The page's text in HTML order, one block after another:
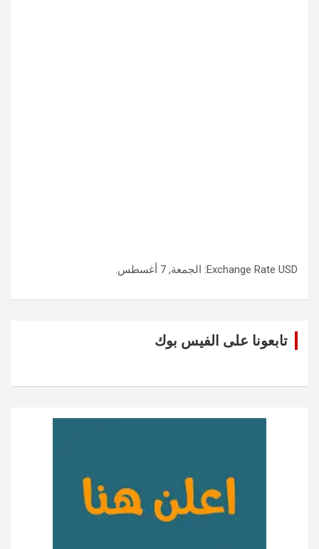
Exchange Rate USD : الجمعة, 7 أغسطس.
تابعونا على الفيس بوك